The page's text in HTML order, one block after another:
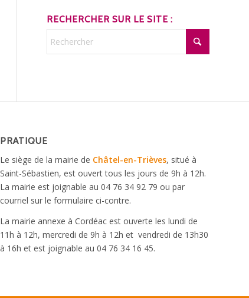
RECHERCHER SUR LE SITE :
PRATIQUE
Le siège de la mairie de Châtel-en-Trièves, situé à
Saint-Sébastien, est ouvert tous les jours de 9h à 12h.
La mairie est joignable au 04 76 34 92 79 ou par
courriel sur le formulaire ci-contre.
La mairie annexe à Cordéac est ouverte les lundi de
11h à 12h, mercredi de 9h à 12h et vendredi de 13h30
à 16h et est joignable au 04 76 34 16 45.